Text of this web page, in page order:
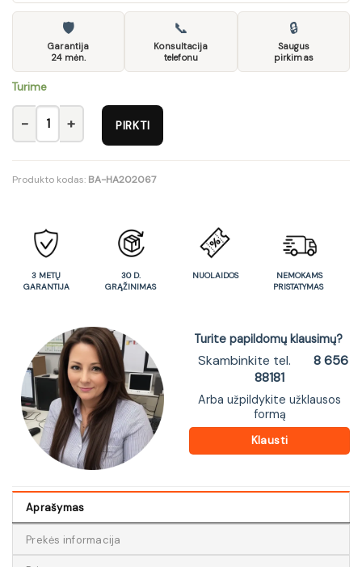
🛡
Garantija
24 mėn.
📞
Konsultacija
telefonu
🔒
Saugus
pirkimas
Turime
produkto kiekis: DIEGO chair, spalva: honey oak / Inari 91
PIRKTI
Produkto kodas: BA-HA202067
3 METŲ
GARANTIJA
30 D.
GRĄŽINIMAS
NUOLAIDOS
NEMOKAMS
PRISTATYMAS
Turite papildomų klausimų?
Skambinkite tel.
8 656
88181
Arba užpildykite užklausos
formą
Klausti
Aprašymas
Prekės informacija